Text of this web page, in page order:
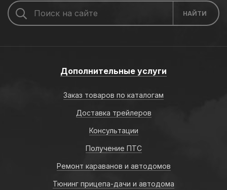
Дополнительные услуги
Заказ товаров по каталогам
Доставка трейлеров
Консультации
Получение ПТС
Ремонт караванов и автодомов
Тюнинг прицепа-дачи и автодома